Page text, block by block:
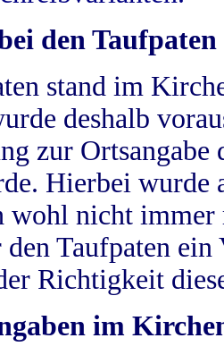
den Taufpaten
stand im
deshalb
zur
Hierbei wurde
wohl nicht
Taufpaten
Richtigkeit
im